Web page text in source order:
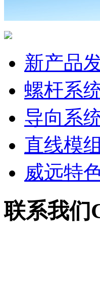
新产品
螺杆系
导向系
直线模组
威远特
联系我们